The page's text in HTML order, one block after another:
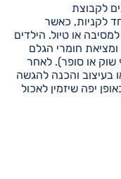
לקבוצת
לקניות, כאשר
או טיול. הילדים
חומרי הגלם
שוק או סופר). לאחר
בעיצוב והכנה להגשה
יפה שיזמין לאכול